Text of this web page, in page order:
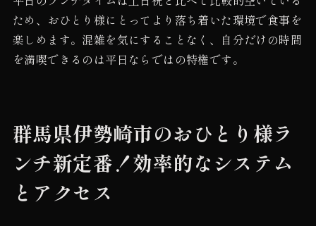
ため、おひとり様にとってより落ち着いた環境で食事を
楽しめます。混雑を気にすることなく、自分だけの時間
を満喫できるのは平日ならではの特権です。
群馬県伊勢崎市のおひとり様ラ
ンチ新定番！効率的なシステム
とアクセス